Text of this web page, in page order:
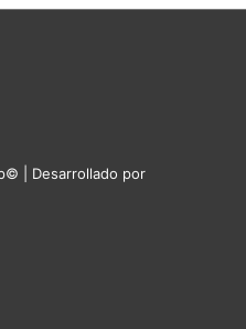
| Desarrollado por